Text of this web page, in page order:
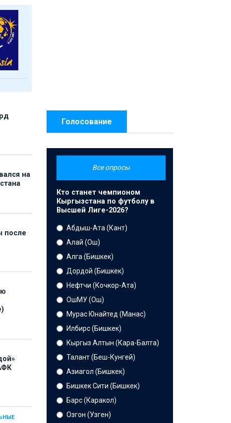
на
после
Голосование
Все опросы
Кто станет чемпионом
Кыргызстана по футболу в
Высшей Лиге-2026?
Абдыш-Ата (Кант)
Алай (Ош)
Алга (Бишкек)
Дордой (Бишкек)
Нефтчи (Кочкор-Ата)
ОшМУ (Ош)
Мурас Юнайтед (Манас)
Илбирс (Бишкек)
Кыргыз Алтын (Кара-Балта)
Талант (Беш-Кунгей)
Азиагол (Бишкек)
Бишкек Сити (Бишкек)
Барс (Каракол)
Озгон (Узген)